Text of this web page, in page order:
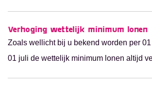
maar hoe ziet dat er straks uit? 2025 komt
Verhoging wettelijk minimum lonen
Zoals wellicht bij u bekend worden per
01 juli de wettelijk minimum lonen altijd